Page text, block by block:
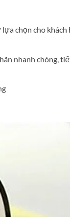
chọn cho
nhanh chóng,